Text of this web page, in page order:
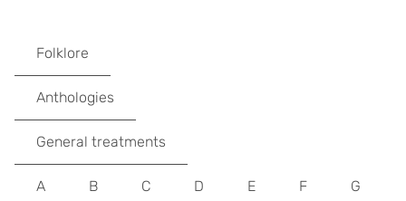
Folklore
Anthologies
General treatments
A B C D E F G